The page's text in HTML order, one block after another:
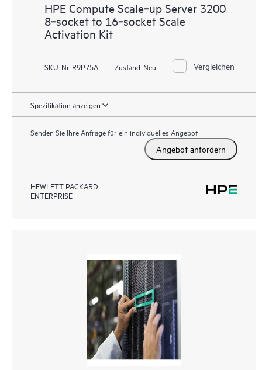
HPE Compute Scale‑up Server 3200
8‑socket to 16‑socket Scale
Activation Kit
SKU-Nr. R9P75A Zustand: Neu Vergleichen
Spezifikation anzeigen
Senden Sie Ihre Anfrage für ein individuelles Angebot
Angebot anfordern
HEWLETT PACKARD
ENTERPRISE